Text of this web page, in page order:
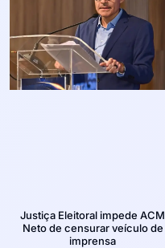
Justiça Eleitoral impede ACM
Neto de censurar veículo de
imprensa